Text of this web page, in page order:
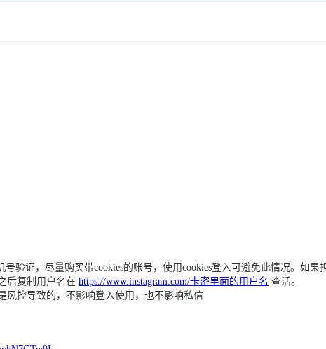
验证，尽量购买带cookies的账号，使用cookies登入可避免此情况。如果
后复制用户名在 https://www.instagram.com/卡密里面的用户名 查活。
风控导致的，不影响登入使用，也不影响私信